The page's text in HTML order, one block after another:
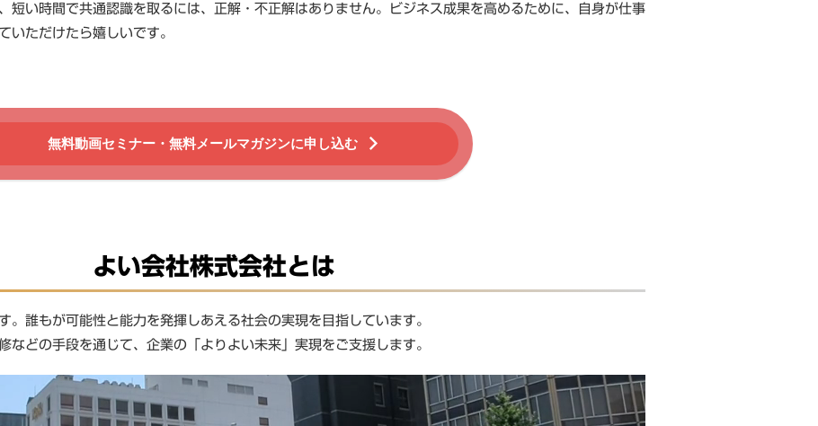
短い時間で共通認識を取るには、正解・不正解はありません。ビジネス成果を高めるために、自身が仕事
いただけたら嬉しいです。
無料動画セミナー・無料メールマガジンに申し込む
よい会社株式会社とは
。誰もが可能性と能力を発揮しあえる社会の実現を目指しています。
などの手段を通じて、企業の「よりよい未来」実現をご支援します。